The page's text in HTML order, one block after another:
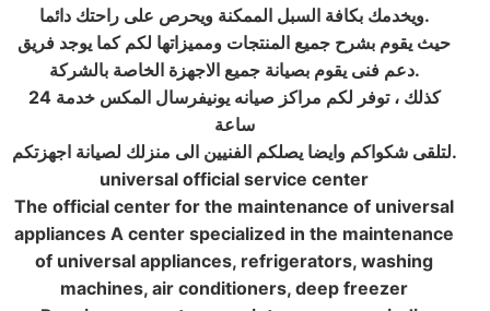
ويخدمك بكافة السبل الممكنة ويحرص على راحتك دائما.
حيث يقوم بشرح جميع المنتجات ومميزاتها لكم كما يوجد فريق
دعم فنى يقوم بصيانة جميع الاجهزة الخاصة بالشركة.
كذلك ، توفر لكم مراكز صيانه يونيفرسال المكس خدمة 24
ساعة
لتلقى شكواكم وايضا يصلكم الفنيين الى منزلك لصيانة اجهزتكم.
universal official service center
The official center for the maintenance of universal
appliances A center specialized in the maintenance
of universal appliances, refrigerators, washing
machines, air conditioners, deep freezer